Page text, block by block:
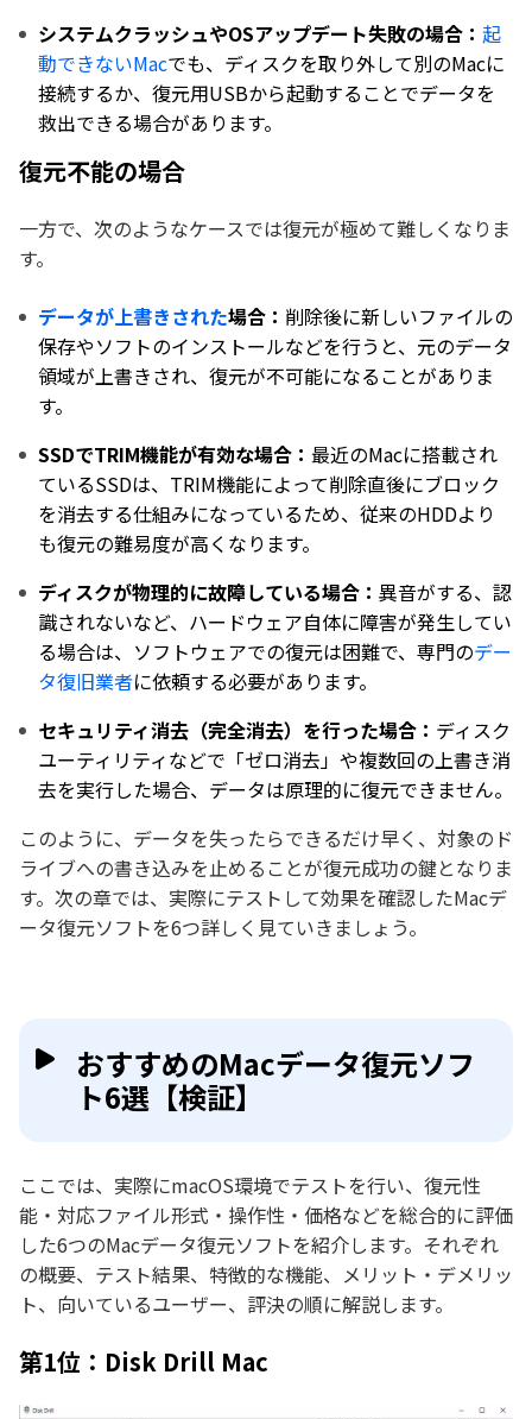
システムクラッシュやOSアップデート失敗の場合： 起
動できないMacでも、ディスクを取り外して別のMacに
接続するか、復元用USBから起動することでデータを
救出できる場合があります。
復元不能の場合
一方で、次のようなケースでは復元が極めて難しくなりま
す。
データが上書きされた場合： 削除後に新しいファイルの
保存やソフトのインストールなどを行うと、元のデータ
領域が上書きされ、復元が不可能になることがありま
す。
SSDでTRIM機能が有効な場合： 最近のMacに搭載され
ているSSDは、TRIM機能によって削除直後にブロック
を消去する仕組みになっているため、従来のHDDより
も復元の難易度が高くなります。
ディスクが物理的に故障している場合： 異音がする、認
識されないなど、ハードウェア自体に障害が発生してい
る場合は、ソフトウェアでの復元は困難で、専門のデー
タ復旧業者に依頼する必要があります。
セキュリティ消去（完全消去）を行った場合： ディスク
ユーティリティなどで「ゼロ消去」や複数回の上書き消
去を実行した場合、データは原理的に復元できません。
このように、データを失ったらできるだけ早く、対象のド
ライブへの書き込みを止めることが復元成功の鍵となりま
す。次の章では、実際にテストして効果を確認したMacデ
ータ復元ソフトを6つ詳しく見ていきましょう。
おすすめのMacデータ復元ソフ
ト6選【検証】
ここでは、実際にmacOS環境でテストを行い、復元性
能・対応ファイル形式・操作性・価格などを総合的に評価
した6つのMacデータ復元ソフトを紹介します。それぞれ
の概要、テスト結果、特徴的な機能、メリット・デメリッ
ト、向いているユーザー、評決の順に解説します。
第1位：Disk Drill Mac